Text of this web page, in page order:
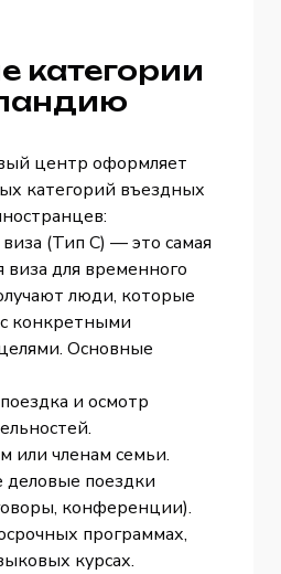
категории
центр оформляет
категорий въездных
(Тип C) — это самая
виза для временного
люди, которые
конкретными
Основные
и осмотр
или членам семьи.
деловые поездки
конференции).
программах,
курсах.